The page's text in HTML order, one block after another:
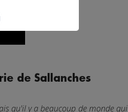
de Sallanches
qu'il y a beaucoup de monde qui